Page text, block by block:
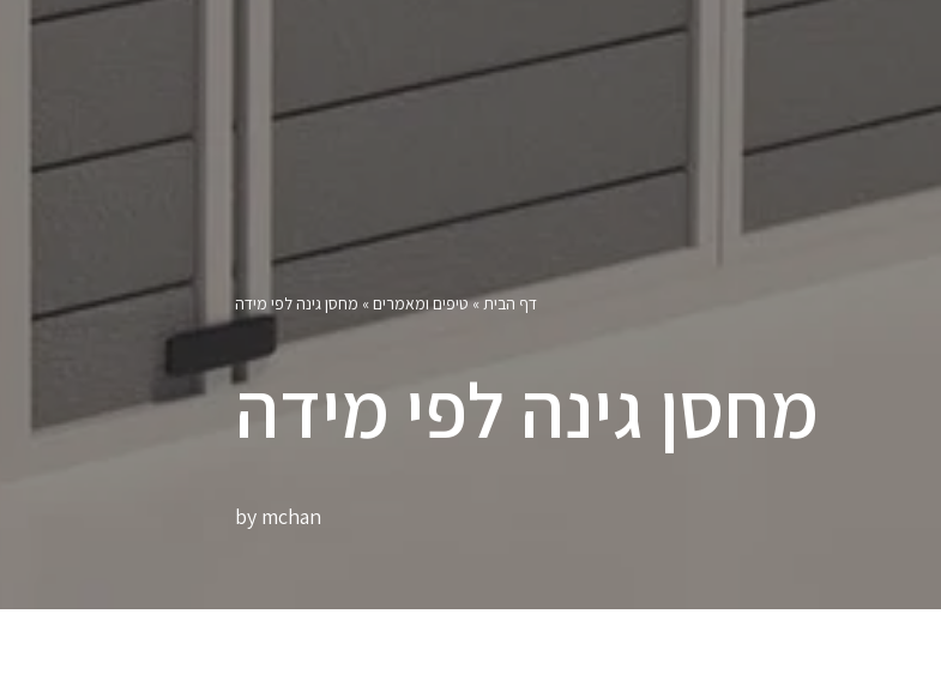
דף הבית»טיפים ומאמרים » מחסן גינה לפי מידה
מחסן גינה לפי מידה
by mchan